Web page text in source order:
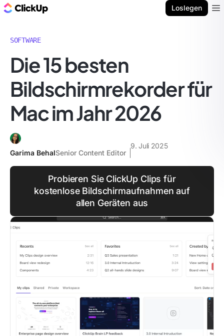
Loslegen
SOFTWARE
Die 15 besten
Bildschirmrekorder für
Mac im Jahr 2026
Garima BehalSenior Content Editor
9. Juli 2025
Probieren Sie ClickUp Clips für
kostenlose Bildschirmaufnahmen auf
allen Geräten aus